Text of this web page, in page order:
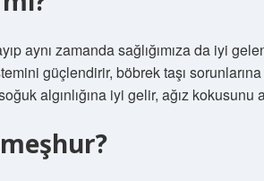
aynı zamanda sağlığımıza da iyi
güçlendirir, böbrek taşı
algınlığına iyi gelir, ağız kokusunu